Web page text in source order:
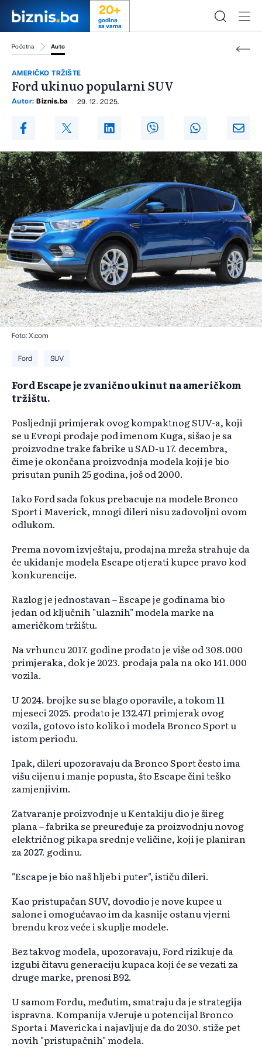
20+
godina
sa vama
Početna Auto
AMERIČKO TRŽIŠTE
Ford ukinuo popularni SUV
Autor: Biznis.ba 29. 12. 2025.
Foto: X.com
Ford SUV
Ford Escape je zvanično ukinut na američkom
tržištu.
Posljednji primjerak ovog kompaktnog SUV-a, koji
se u Evropi prodaje pod imenom Kuga, sišao je sa
proizvodne trake fabrike u SAD-u 17. decembra,
čime je okončana proizvodnja modela koji je bio
prisutan punih 25 godina, još od 2000.
Iako Ford sada fokus prebacuje na modele Bronco
Sport i Maverick, mnogi dileri nisu zadovoljni ovom
odlukom.
Prema novom izvještaju, prodajna mreža strahuje da
će ukidanje modela Escape otjerati kupce pravo kod
konkurencije.
Razlog je jednostavan – Escape je godinama bio
jedan od ključnih "ulaznih" modela marke na
američkom tržištu.
Na vrhuncu 2017. godine prodato je više od 308.000
primjeraka, dok je 2023. prodaja pala na oko 141.000
vozila.
U 2024. brojke su se blago oporavile, a tokom 11
mjeseci 2025. prodato je 132.471 primjerak ovog
vozila, gotovo isto koliko i modela Bronco Sport u
istom periodu.
Ipak, dileri upozoravaju da Bronco Sport često ima
višu cijenu i manje popusta, što Escape čini teško
zamjenjivim.
Zatvaranje proizvodnje u Kentakiju dio je šireg
plana – fabrika se preuređuje za proizvodnju novog
električnog pikapa srednje veličine, koji je planiran
za 2027. godinu.
"Escape je bio naš hljeb i puter", ističu dileri.
Kao pristupačan SUV, dovodio je nove kupce u
salone i omogućavao im da kasnije ostanu vjerni
brendu kroz veće i skuplje modele.
Bez takvog modela, upozoravaju, Ford rizikuje da
izgubi čitavu generaciju kupaca koji će se vezati za
druge marke, prenosi B92.
U samom Fordu, međutim, smatraju da je strategija
ispravna. Kompanija vJeruje u potencijal Bronco
Sporta i Mavericka i najavljuje da do 2030. stiže pet
novih "pristupačnih" modela.